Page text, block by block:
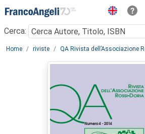
Menu
Cerca:
Main content
Home riviste QA Rivista dell’Associazione